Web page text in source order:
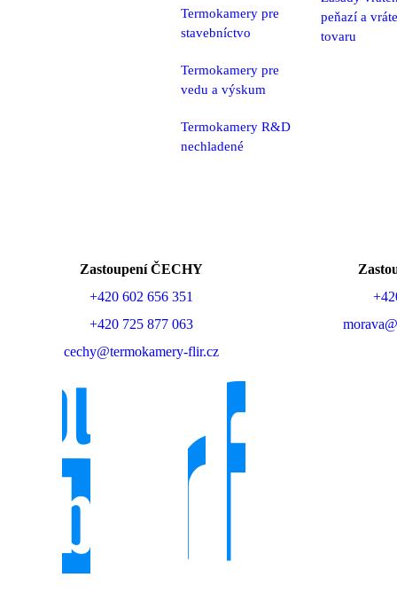
Termokamery pre
stavebníctvo
Termokamery pre
vedu a výskum
Termokamery R&D
nechladené
peňazí a
tovaru
Zastoupení ČECHY
+420 602 656 351
+420 725 877 063
cechy@termokamery-flir.cz